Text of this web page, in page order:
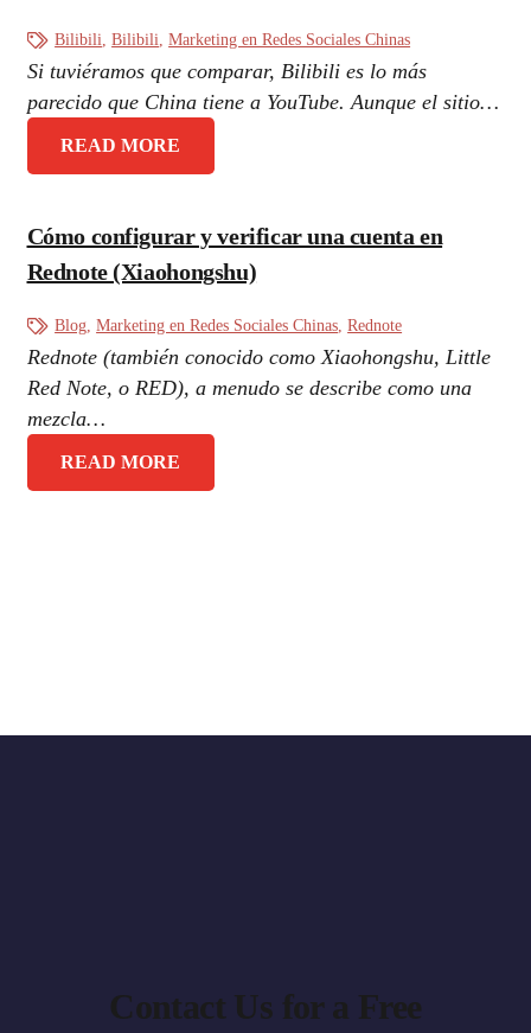
Bilibili,Bilibili,Marketing en Redes Sociales Chinas
Si tuviéramos que comparar, Bilibili es lo más
parecido que China tiene a YouTube. Aunque el sitio…
READ MORE
Cómo configurar y verificar una cuenta en
Rednote (Xiaohongshu)
Blog ,Marketing en Redes Sociales Chinas ,Rednote
Rednote (también conocido como Xiaohongshu, Little
Red Note, o RED), a menudo se describe como una
mezcla…
READ MORE
Contact Us for a Free